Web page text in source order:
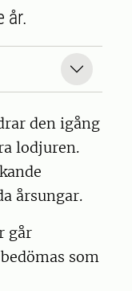
år.
den igång
lodjuren.
årsungar.
går
som